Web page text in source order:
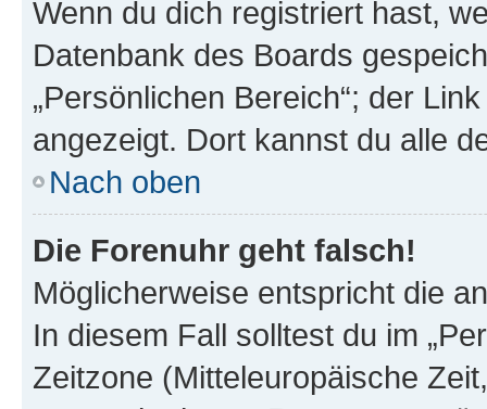
Wenn du dich registriert hast,
Datenbank des Boards
„Persönlichen Bereich“; der
angezeigt. Dort kannst du alle
Nach oben
Die Forenuhr geht falsch!
Möglicherweise entspricht die
In diesem Fall solltest du im
Zeitzone (Mitteleuropäische